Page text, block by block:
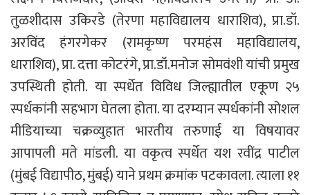
तुळशीदास उकिरडे (तेरणा महाविद्यालय धाराशिव), प्रा.डॉ.
अरविंद हंगरगेकर (रामकृष्ण परमहंस महाविद्यालय,
धाराशिव), प्रा. दत्ता कोटरंगे, प्रा.डॉ.मनोज सोमवंशी यांची प्रमुख
उपस्थिती होती. या स्पर्धेत विविध जिल्ह्यातील एकूण २५
स्पर्धकांनी सहभाग घेतला होता. या दरम्यान स्पर्धकांनी सोशल
मीडियाच्या चक्रव्युहात भारतीय तरुणाई या विषयावर
आपापली मते मांडली. या वकृत्व स्पर्धेत यश रवींद्र पाटील
(मुंबई विद्यापीठ, मुंबई) याने प्रथम क्रमांक पटकावला. त्याला ११